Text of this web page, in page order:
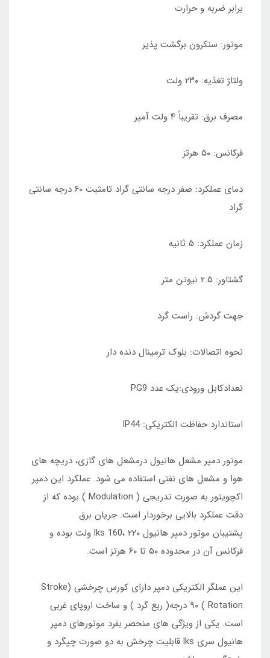
برابر ضربه و حرارت
موتور: سنکرون برگشت پذیر
ولتاژ تغذیه: ۲۳۰ ولت
مصرف برق: تقریباً ۴ ولت آمپر
فرکانس: ۵۰ هرتز
دمای عملکرد: صفر درجه سانتی گراد تامثبت ۶۰ درجه سانتی
گراد
زمان عملکرد: ۵ ثانیه
گشتاور: ۲.۵ نیوتن متر
جهت گردش: راست گرد
نحوه اتصالات: بلوک ترمینال دنده دار
تعدادکابل ورودی:یک عدد PG9
استاندارد حفاظت الکتریکی: lP44
موتور دمپر مشعل هانیول درمشعل های گازی، دریچه های
هوا و مشعل های نفتی استفاده می شود. عملکرد این دمپر
اکچویتور به صورت تدریجی ( Modulation ) بوده که از
دقت عملکرد بالایی برخوردار است. جریان برق
پشتیبان موتور دمپر هانیول lks 160، ۲۲۰ ولت بوده و
فرکانس آن در محدوده ۵۰ تا ۶۰ هرتز است.
این عملگر الکتریکی دمپر دارای کورس چرخشی (Stroke
Rotation ) ۹۰ درجه( ربع گرد ) و ساخت اروپای غربی
است. یکی از ویژگی های منحصر بفرد موتورهای دمپر
هانیول سری lks قابلیت چرخش به دو صورت چپگرد و